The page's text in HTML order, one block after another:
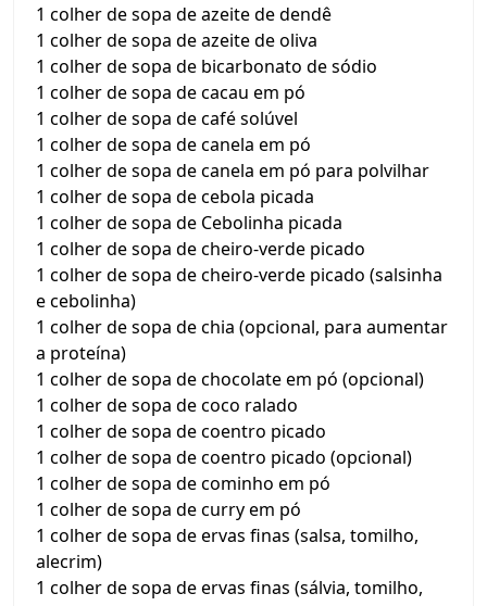
1 colher de sopa de azeite de dendê
1 colher de sopa de azeite de oliva
1 colher de sopa de bicarbonato de sódio
1 colher de sopa de cacau em pó
1 colher de sopa de café solúvel
1 colher de sopa de canela em pó
1 colher de sopa de canela em pó para polvilhar
1 colher de sopa de cebola picada
1 colher de sopa de Cebolinha picada
1 colher de sopa de cheiro-verde picado
1 colher de sopa de cheiro-verde picado (salsinha
e cebolinha)
1 colher de sopa de chia (opcional, para aumentar
a proteína)
1 colher de sopa de chocolate em pó (opcional)
1 colher de sopa de coco ralado
1 colher de sopa de coentro picado
1 colher de sopa de coentro picado (opcional)
1 colher de sopa de cominho em pó
1 colher de sopa de curry em pó
1 colher de sopa de ervas finas (salsa, tomilho,
alecrim)
1 colher de sopa de ervas finas (sálvia, tomilho,